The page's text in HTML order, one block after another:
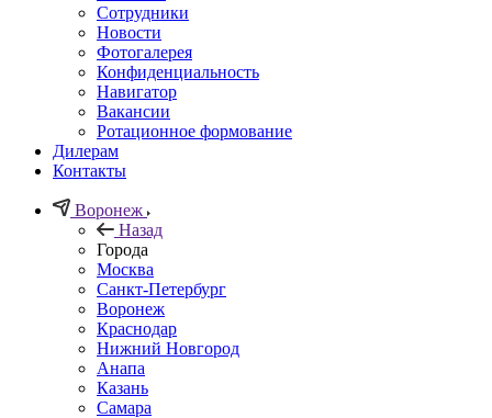
Сотрудники
Новости
Фотогалерея
Конфиденциальность
Навигатор
Вакансии
Ротационное формование
Дилерам
Контакты
Воронеж
Назад
Города
Москва
Санкт-Петербург
Воронеж
Краснодар
Нижний Новгород
Анапа
Казань
Самара